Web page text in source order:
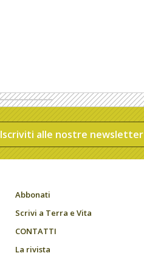
Iscriviti alle nostre newsletter
Abbonati
Scrivi a Terra e Vita
CONTATTI
La rivista